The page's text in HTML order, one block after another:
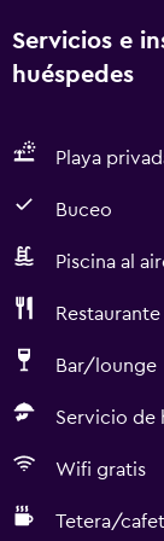
Servicios e
huéspedes
Playa
Buceo
Piscina al
Restaurante
Bar/lounge
Servicio de
Wifi gratis
Tetera/